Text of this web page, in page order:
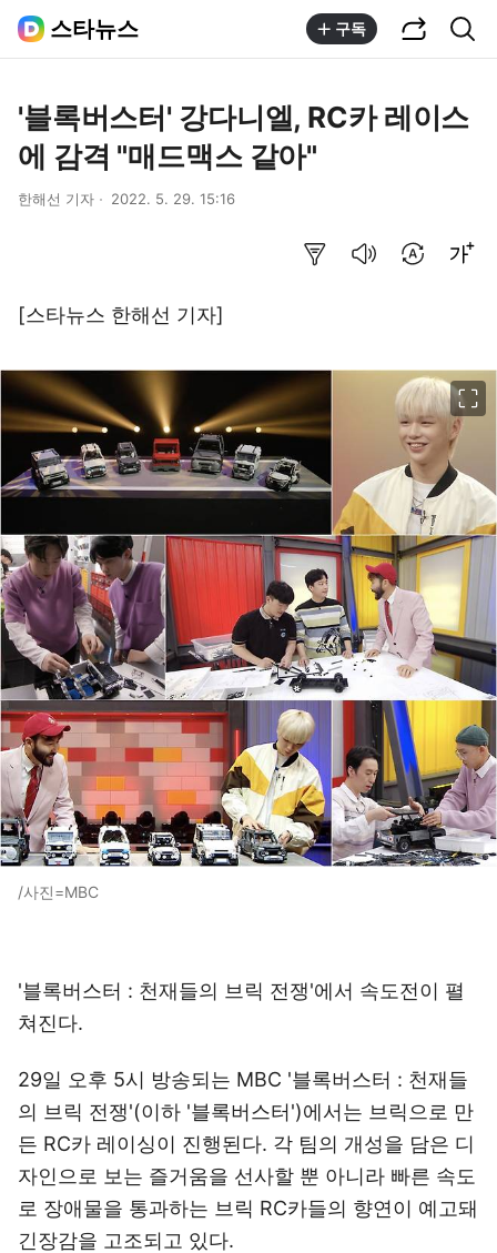
스타뉴스 구독
'블록버스터' 강다니엘, RC카 레이스
에 감격 "매드맥스 같아"
한해선 기자 2022. 5. 29. 15:16
[스타뉴스 한해선 기자]
/사진=MBC
'블록버스터 : 천재들의 브릭 전쟁'에서 속도전이 펼
쳐진다.
29일 오후 5시 방송되는 MBC '블록버스터 : 천재들
의 브릭 전쟁'(이하 '블록버스터')에서는 브릭으로 만
든 RC카 레이싱이 진행된다. 각 팀의 개성을 담은 디
자인으로 보는 즐거움을 선사할 뿐 아니라 빠른 속도
로 장애물을 통과하는 브릭 RC카들의 향연이 예고돼
긴장감을 고조되고 있다.